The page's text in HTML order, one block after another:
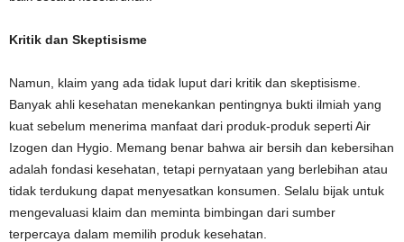
Kritik dan Skeptisisme
Namun, klaim yang ada tidak luput dari kritik dan skeptisisme.
Banyak ahli kesehatan menekankan pentingnya bukti ilmiah yang
kuat sebelum menerima manfaat dari produk-produk seperti Air
Izogen dan Hygio. Memang benar bahwa air bersih dan kebersihan
adalah fondasi kesehatan, tetapi pernyataan yang berlebihan atau
tidak terdukung dapat menyesatkan konsumen. Selalu bijak untuk
mengevaluasi klaim dan meminta bimbingan dari sumber
terpercaya dalam memilih produk kesehatan.